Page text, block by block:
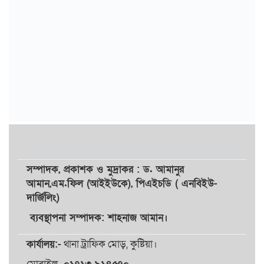
সম্পাদক, প্রকাশকওমুদ্রাকর: ড. আমানুর
আমান,এম.ফিল (আইইউকে), পিএইচডি ( এনবিইউ-
দার্জিলিং)
ব্যবস্থাপনা সম্পাদক: শাহনাজ আমান।
কার্যালয়:-থানা ট্রাফিক মোড়, কুষ্টিয়া।